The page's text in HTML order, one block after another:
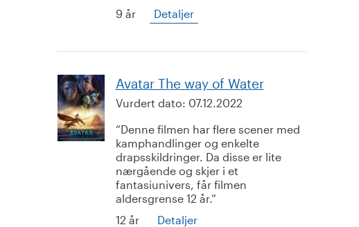
9 år
Detaljer
Avatar The way of Water
Vurdert dato: 07.12.2022
Denne filmen har flere scener med
kamphandlinger og enkelte
drapsskildringer. Da disse er lite
nærgående og skjer i et
fantasiunivers, får filmen
aldersgrense 12 år.
12 år
Detaljer